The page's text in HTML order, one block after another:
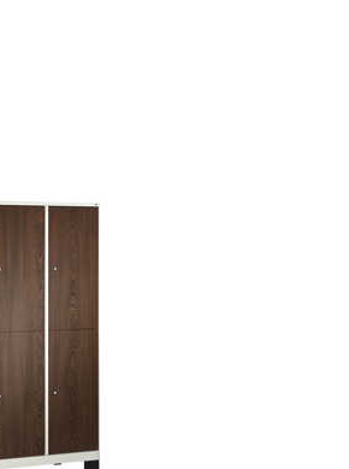
Produkt liegen noch keine Bewertungen
8
mit